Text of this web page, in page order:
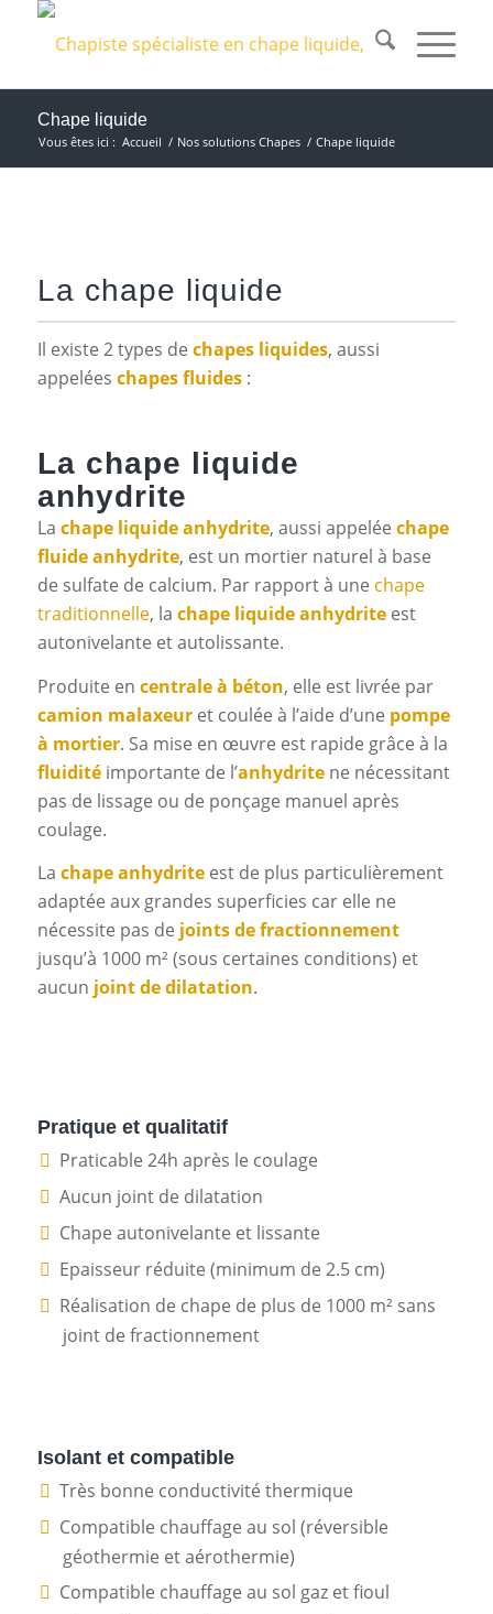
Chape liquide
Vous êtes ici : Accueil / Nos solutions Chapes / Chape liquide
La chape liquide
Il existe 2 types de chapes liquides, aussi
appelées chapes fluides:
La chape liquide
anhydrite
La chape liquide anhydrite, aussi appelée chape
fluide anhydrite, est un mortier naturel à base
de sulfate de calcium. Par rapport à une chape
traditionnelle, la chape liquide anhydriteest
autonivelante et autolissante.
Produite en centrale à béton, elle est livrée par
camion malaxeuret coulée à l’aide d’une pompe
à mortier. Sa mise en œuvre est rapide grâce à la
fluiditéimportante de l’anhydritene nécessitant
pas de lissage ou de ponçage manuel après
coulage.
La chape anhydriteest de plus particulièrement
adaptée aux grandes superficies car elle ne
nécessite pas de joints de fractionnement
jusqu’à 1000 m² (sous certaines conditions) et
aucun joint de dilatation.
Pratique et qualitatif
Praticable 24h après le coulage
Aucun joint de dilatation
Chape autonivelante et lissante
Epaisseur réduite (minimum de 2.5 cm)
Réalisation de chape de plus de 1000 m² sans
joint de fractionnement
Isolant et compatible
Très bonne conductivité thermique
Compatible chauffage au sol (réversible
géothermie et aérothermie)
Compatible chauffage au sol gaz et fioul